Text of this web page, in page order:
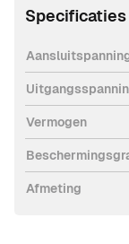
Specificaties
Vermogen
Afmeting